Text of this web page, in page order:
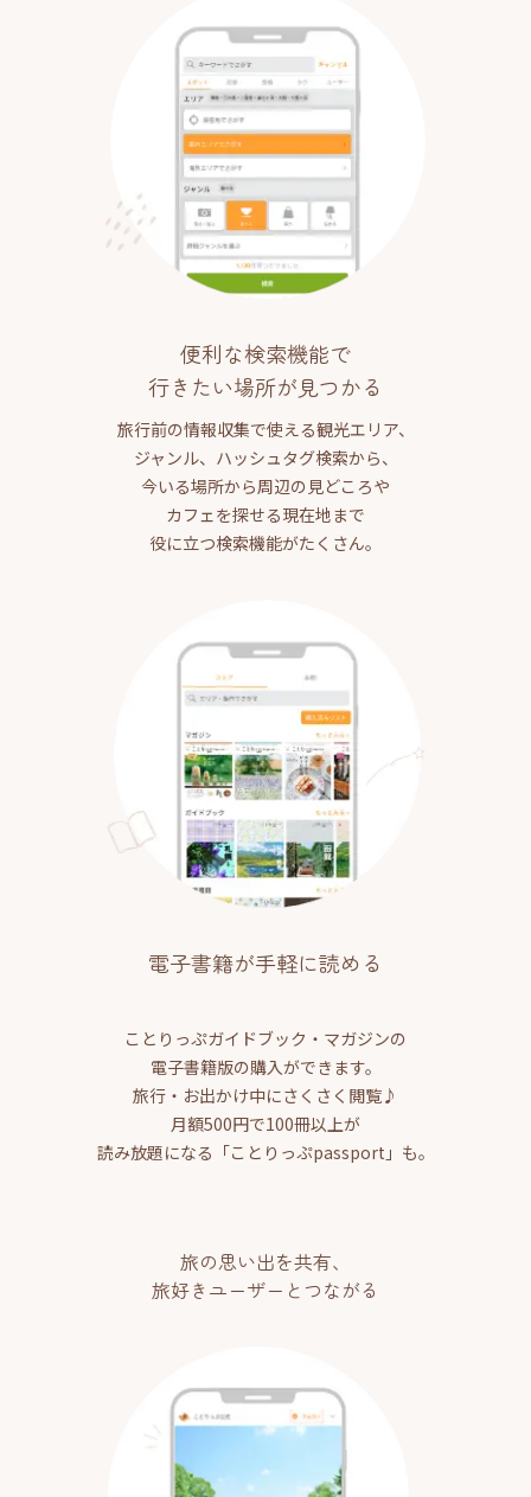
便利な検索機能で
行きたい場所が見つかる
旅行前の情報収集で使える観光エリア、
ジャンル、ハッシュタグ検索から、
今いる場所から周辺の見どころや
カフェを探せる現在地まで
役に立つ検索機能がたくさん。
電子書籍が手軽に読める
ことりっぷガイドブック・マガジンの
電子書籍版の購入ができます。
旅行・お出かけ中にさくさく閲覧♪
月額500円で100冊以上が
読み放題になる「ことりっぷpassport」も。
旅の思い出を共有、
旅好きユーザーとつながる